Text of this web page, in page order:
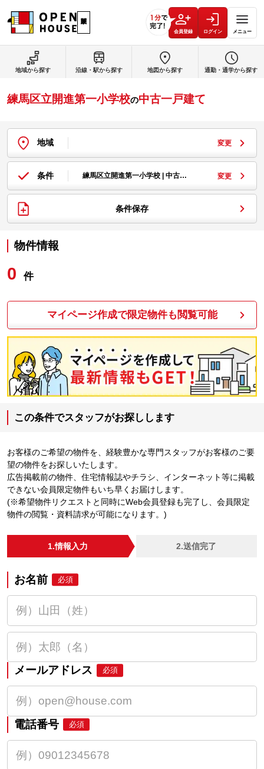
会員登録 ログイン メニュー
練馬区立開進第一小学校の中古一戸建て
地域 変更
条件 練馬区立開進第一小学校 | 中古… 変更
条件保存
物件情報
0 件
マイページ作成で限定物件も閲覧可能
この条件でスタッフがお探しします
お客様のご希望の物件を、経験豊かな専門スタッフがお客様のご要
望の物件をお探しいたします。
広告掲載前の物件、住宅情報誌やチラシ、インターネット等に掲載
できない会員限定物件もいち早くお届けします。
(※希望物件リクエストと同時にWeb会員登録も完了し、会員限定
物件の閲覧・資料請求が可能になります。)
1.情報入力 2.送信完了
お名前 必須
メールアドレス 必須
電話番号 必須
地域から探す 沿線・駅から探す 地図から探す 通勤・通学から探す